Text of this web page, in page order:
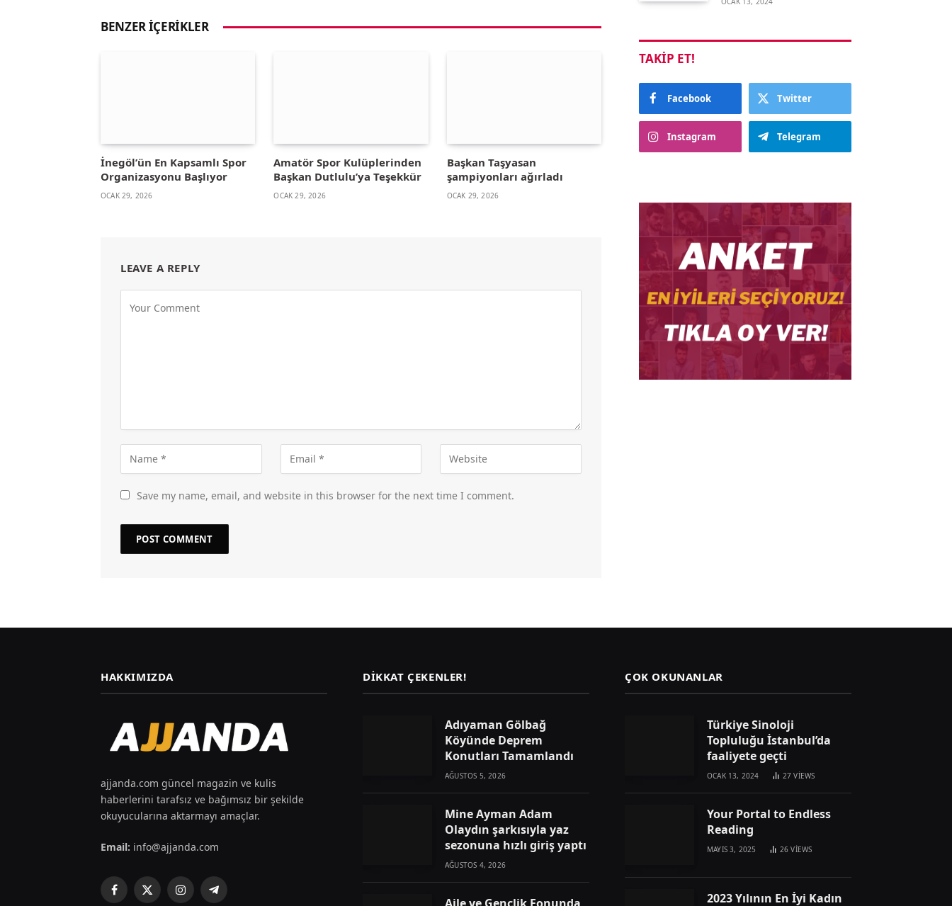
BENZER İÇERIKLER
İnegöl’ün En Kapsamlı Spor
Organizasyonu Başlıyor
OCAK 29, 2026
Amatör Spor Kulüplerinden
Başkan Dutlulu’ya Teşekkür
OCAK 29, 2026
Başkan Taşyasan
şampiyonları ağırladı
OCAK 29, 2026
LEAVE A REPLY
Save my name, email, and website in this browser for the next time I comment.
TAKIP ET!
Facebook Twitter
Instagram Telegram
HAKKIMIZDA
ajjanda.com güncel magazin ve kulis
haberlerini tarafsız ve bağımsız bir şekilde
okuyucularına aktarmayı amaçlar.
Email: info@ajjanda.com
Facebook
X
InstagramTelegram
DIKKAT ÇEKENLER!
Adıyaman Gölbağ
Köyünde Deprem
Konutları Tamamlandı
AĞUSTOS 5, 2026
Mine Ayman Adam
Olaydın şarkısıyla yaz
sezonuna hızlı giriş yaptı
AĞUSTOS 4, 2026
ÇOK OKUNANLAR
Türkiye Sinoloji
Topluluğu İstanbul’da
faaliyete geçti
OCAK 13, 2024 27VIEWS
Your Portal to Endless
Reading
MAYIS 3, 2025 26VIEWS
2023 Yılının En İyi Kadın